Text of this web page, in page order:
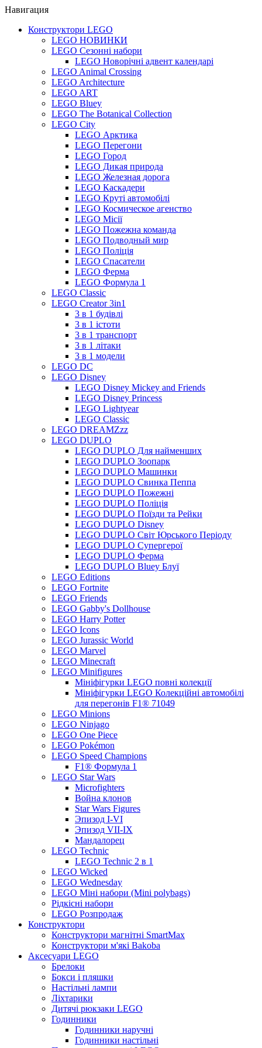
Навигация
Конструктори LEGO
LEGO НОВИНКИ
LEGO Сезонні набори
LEGO Новорічні адвент календарі
LEGO Animal Crossing
LEGO Architecture
LEGO ART
LEGO Bluey
LEGO The Botanical Collection
LEGO City
LEGO Арктика
LEGO Перегони
LEGO Город
LEGO Дикая природа
LEGO Железная дорога
LEGO Каскадери
LEGO Круті автомобілі
LEGO Космическое агенство
LEGO Місії
LEGO Пожежна команда
LEGO Подводный мир
LEGO Поліція
LEGO Спасатели
LEGO Ферма
LEGO Формула 1
LEGO Classic
LEGO Creator 3in1
3 в 1 будівлі
3 в 1 істоти
3 в 1 транспорт
3 в 1 літаки
3 в 1 модели
LEGO DC
LEGO Disney
LEGO Disney Mickey and Friends
LEGO Disney Princess
LEGO Lightyear
LEGO Classic
LEGO DREAMZzz
LEGO DUPLO
LEGO DUPLO Для найменших
LEGO DUPLO Зоопарк
LEGO DUPLO Машинки
LEGO DUPLO Свинка Пеппа
LEGO DUPLO Пожежні
LEGO DUPLO Поліція
LEGO DUPLO Поїзди та Рейки
LEGO DUPLO Disney
LEGO DUPLO Світ Юрського Періоду
LEGO DUPLO Супергерої
LEGO DUPLO Ферма
LEGO DUPLO Bluey Блуї
LEGO Editions
LEGO Fortnite
LEGO Friends
LEGO Gabby's Dollhouse
LEGO Harry Potter
LEGO Icons
LEGO Jurassic World
LEGO Marvel
LEGO Minecraft
LEGO Minifigures
Мініфігурки LEGO повні колекції
Мініфігурки LEGO Колекційні автомобілі
для перегонів F1® 71049
LEGO Minions
LEGO Ninjago
LEGO One Piece
LEGO Pokémon
LEGO Speed Champions
F1® Формула 1
LEGO Star Wars
Microfighters
Война клонов
Star Wars Figures
Эпизод I-VI
Эпизод VII-IX
Мандалорец
LEGO Technic
LEGO Technic 2 в 1
LEGO Wicked
LEGO Wednesday
LEGO Міні набори (Mini polybags)
Рідкісні набори
LEGO Розпродаж
Конструктори
Конструктори магнітні SmartMax
Конструктори м'які Bakoba
Аксесуари LEGO
Брелоки
Бокси і пляшки
Настільні лампи
Ліхтарики
Дитячі рюкзаки LEGO
Годинники
Годинники наручні
Годинники настільні